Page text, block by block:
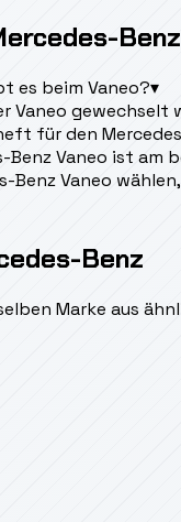
es beim Vaneo?▾
Vaneo gewechselt
für den
Benz Vaneo ist
Benz Vaneo
Benz
Marke aus